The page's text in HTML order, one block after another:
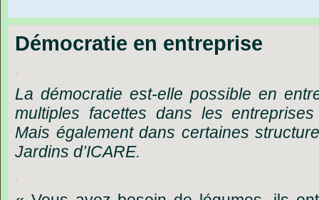
Démocratie en entreprise
.
La démocratie est-elle possible en
multiples facettes dans les entreprises
Mais également dans certaines
Jardins d’ICARE.
.